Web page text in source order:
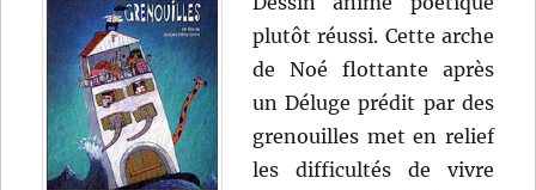
plutôt réussi. Cette arche
de Noé flottante après
un Déluge prédit par des
grenouilles met en relief
les difficultés de vivre